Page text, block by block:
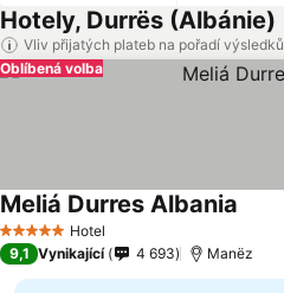
Hotely, Durrës (Albánie)
Vliv přijatých plateb na pořadí výsledků
Oblíbená volba
5 Počet hvězdiček
Hotel
Meliá Durres Albania
9,1 Vynikající 4 693 Manëz